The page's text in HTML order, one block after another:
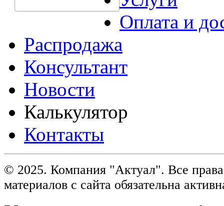
Оплата и
Распродажа
Консультант
Новости
Калькулятор
Контакты
© 2025. Компания "Актуал". Все
материалов с сайта обязательна